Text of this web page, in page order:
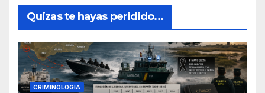
Quizas te hayas peridido...
CRIMINOLOGÍA